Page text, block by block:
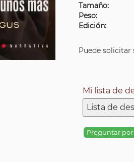
Tamaño:
Peso:
Edición:
Puede
Mi lista de
Lista de
Preguntar